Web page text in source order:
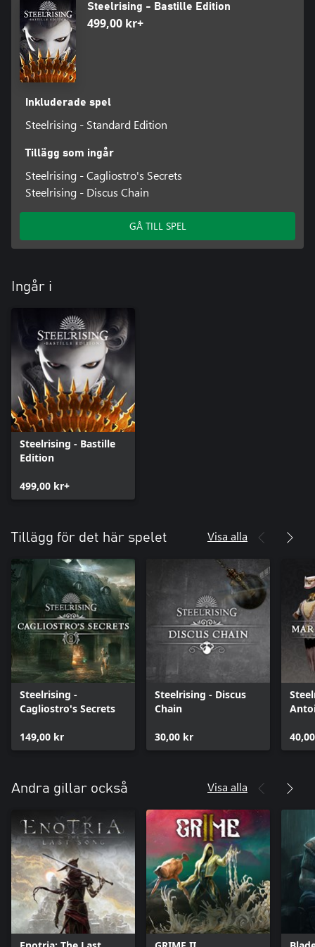
Steelrising - Bastille Edition
499,00 kr+
Inkluderade spel
Steelrising - Standard Edition
Tillägg som ingår
Steelrising - Cagliostro's Secrets
Steelrising - Discus Chain
GÅ TILL SPEL
Ingår i
Steelrising - Bastille
Edition
499,00 kr+
Tillägg för det här spelet Visa alla
Steelrising -
Cagliostro's Secrets
149,00 kr
Steelrising - Discus
Chain
30,00 kr
Andra gillar också Visa alla